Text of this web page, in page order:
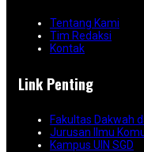
Tentang Kami
Tim Redaksi
Kontak
Link Penting
Fakultas Dakwah
Jurusan Ilmu
Kampus UIN SGD